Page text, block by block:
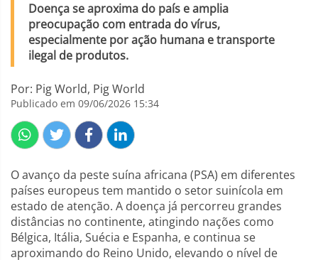
Doença se aproxima do país e amplia
preocupação com entrada do vírus,
especialmente por ação humana e transporte
ilegal de produtos.
Por: Pig World, Pig World
Publicado em 09/06/2026 15:34
O avanço da peste suína africana (PSA) em diferentes
países europeus tem mantido o setor suinícola em
estado de atenção. A doença já percorreu grandes
distâncias no continente, atingindo nações como
Bélgica, Itália, Suécia e Espanha, e continua se
aproximando do Reino Unido, elevando o nível de